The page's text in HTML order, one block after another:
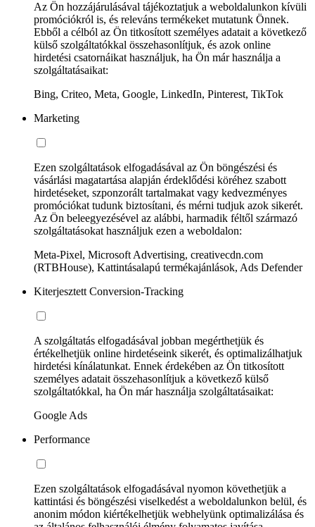
Az Ön hozzájárulásával tájékoztatjuk a weboldalunkon kívüli
promóciókról is, és releváns termékeket mutatunk Önnek.
Ebből a célból az Ön titkosított személyes adatait a következő
külső szolgáltatókkal összehasonlítjuk, és azok online
hirdetési csatornáikat használjuk, ha Ön már használja a
szolgáltatásaikat:
Bing, Criteo, Meta, Google, LinkedIn, Pinterest, TikTok
Marketing
Ezen szolgáltatások elfogadásával az Ön böngészési és
vásárlási magatartása alapján érdeklődési köréhez szabott
hirdetéseket, szponzorált tartalmakat vagy kedvezményes
promóciókat tudunk biztosítani, és mérni tudjuk azok sikerét.
Az Ön beleegyezésével az alábbi, harmadik féltől származó
szolgáltatásokat használjuk ezen a weboldalon:
Meta-Pixel, Microsoft Advertising, creativecdn.com
(RTBHouse), Kattintásalapú termékajánlások, Ads Defender
Kiterjesztett Conversion-Tracking
A szolgáltatás elfogadásával jobban megérthetjük és
értékelhetjük online hirdetéseink sikerét, és optimalizálhatjuk
hirdetési kínálatunkat. Ennek érdekében az Ön titkosított
személyes adatait összehasonlítjuk a következő külső
szolgáltatókkal, ha Ön már használja szolgáltatásaikat:
Google Ads
Performance
Ezen szolgáltatások elfogadásával nyomon követhetjük a
kattintási és böngészési viselkedést a weboldalunkon belül, és
anonim módon kiértékelhetjük webhelyünk optimalizálása és